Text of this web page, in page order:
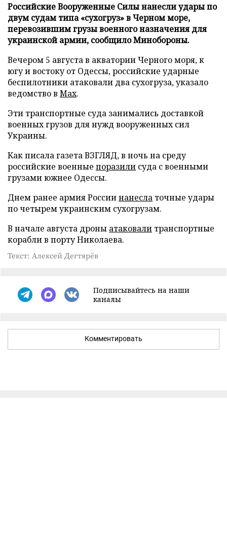
Российские Вооруженные Силы нанесли удары по
двум судам типа «сухогруз» в Черном море,
перевозившим грузы военного назначения для
украинской армии, сообщило Минобороны.
Вечером 5 августа в акватории Черного моря, к
югу и востоку от Одессы, российские ударные
беспилотники атаковали два сухогруза, указало
ведомство в Max.
Эти транспортные суда занимались доставкой
военных грузов для нужд вооруженных сил
Украины.
Как писала газета ВЗГЛЯД, в ночь на среду
российские военные поразили суда с военными
грузами южнее Одессы.
Днем ранее армия Россиинанесла точные удары
по четырем украинским сухогрузам.
В начале августа дроны атаковали транспортные
корабли в порту Николаева.
Текст: Алексей Дегтярёв
Подписывайтесь на наши
каналы
Комментировать